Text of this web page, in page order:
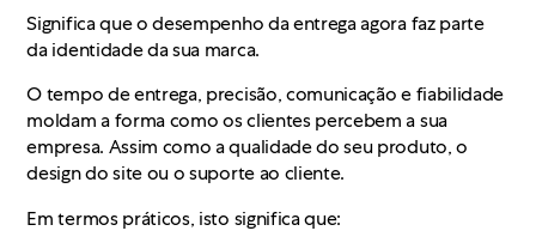
Significa que o desempenho da entrega agora faz parte
da identidade da sua marca.
O tempo de entrega, precisão, comunicação e fiabilidade
moldam a forma como os clientes percebem a sua
empresa. Assim como a qualidade do seu produto, o
design do site ou o suporte ao cliente.
Em termos práticos, isto significa que: